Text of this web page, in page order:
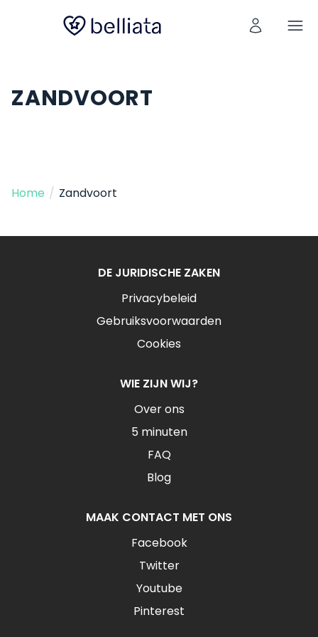
ZANDVOORT
Home / Zandvoort
DE JURIDISCHE ZAKEN
Privacybeleid
Gebruiksvoorwaarden
Cookies
WIE ZIJN WIJ?
Over ons
5 minuten
FAQ
Blog
MAAK CONTACT MET ONS
Facebook
Twitter
Youtube
Pinterest